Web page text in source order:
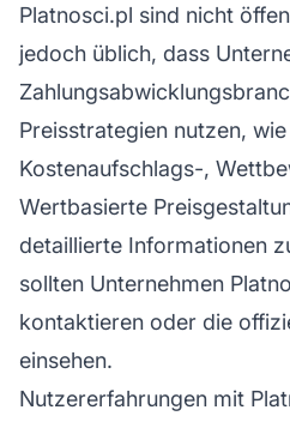
Platnosci.pl sind nicht
jedoch üblich, dass
Preisstrategien nutzen,
Kostenaufschlags-,
Wertbasierte
detaillierte Informationen
sollten Unternehmen
kontaktieren oder die
einsehen.
Nutzererfahrungen mit